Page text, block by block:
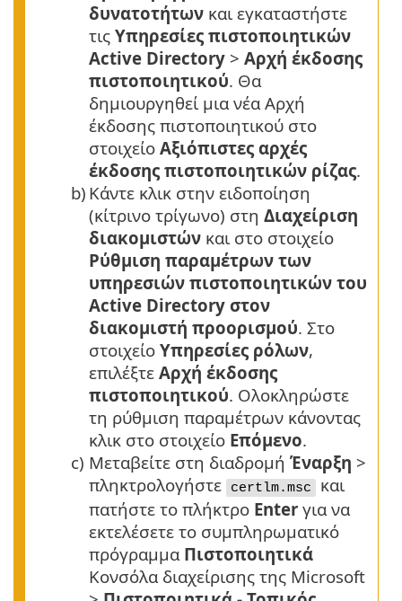
δυνατοτήτων και εγκαταστήστε
τις Υπηρεσίες πιστοποιητικών
Active Directory > Αρχή έκδοσης
πιστοποιητικού. Θα
δημιουργηθεί μια νέα Αρχή
έκδοσης πιστοποιητικού στο
στοιχείο Αξιόπιστες αρχές
έκδοσης πιστοποιητικών ρίζας.
b) Κάντε κλικ στην ειδοποίηση
(κίτρινο τρίγωνο) στη Διαχείριση
διακομιστών και στο στοιχείο
Ρύθμιση παραμέτρων των
υπηρεσιών πιστοποιητικών του
Active Directory στον
διακομιστή προορισμού. Στο
στοιχείο Υπηρεσίες ρόλων,
επιλέξτε Αρχή έκδοσης
πιστοποιητικού. Ολοκληρώστε
τη ρύθμιση παραμέτρων κάνοντας
κλικ στο στοιχείο Επόμενο.
c) Μεταβείτε στη διαδρομή Έναρξη >
πληκτρολογήστε
certlm.msc
και
πατήστε το πλήκτρο Enter για να
εκτελέσετε το συμπληρωματικό
πρόγραμμα Πιστοποιητικά
Κονσόλα διαχείρισης της Microsoft